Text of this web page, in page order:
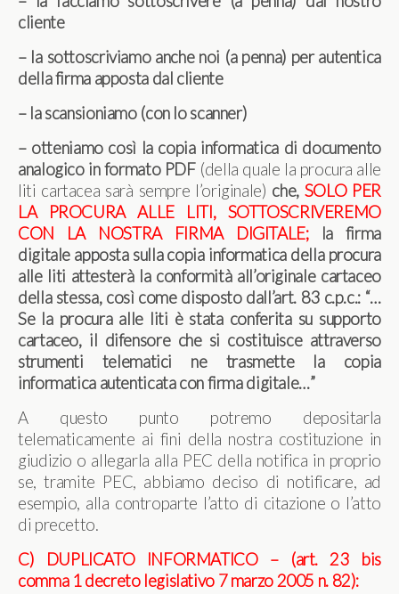
cliente
– la sottoscriviamo anche noi (a penna) per autentica
della firma apposta dal cliente
– la scansioniamo (con lo scanner)
– otteniamo così la copia informatica di documento
analogico in formato PDF(della quale la procura alle
liti cartacea sarà sempre l’originale) che, SOLO PER
LA PROCURA ALLE LITI, SOTTOSCRIVEREMO
CON LA NOSTRA FIRMA DIGITALE;
la firma
digitale apposta sulla copia informatica della procura
alle liti attesterà la conformità all’originale cartaceo
della stessa, così come disposto dall’art. 83 c.p.c.: “…
Se la procura alle liti è stata conferita su supporto
cartaceo, il difensore che si costituisce attraverso
strumenti telematici ne trasmette la copia
informatica autenticata con firma digitale…”
A questo punto potremo depositarla
telematicamente ai fini della nostra costituzione in
giudizio o allegarla alla PEC della notifica in proprio
se, tramite PEC, abbiamo deciso di notificare, ad
esempio, alla controparte l’atto di citazione o l’atto
di precetto.
C) DUPLICATO INFORMATICO – (art. 23 bis
comma 1 decreto legislativo 7 marzo 2005 n. 82):